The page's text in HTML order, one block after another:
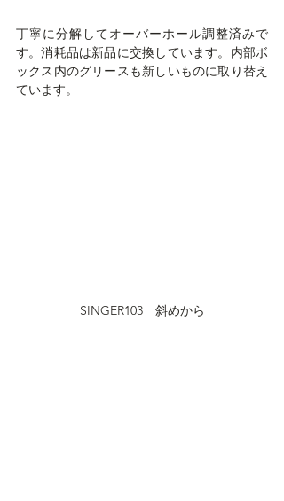
丁寧に分解してオーバーホール調整済みで
す。消耗品は新品に交換しています。内部ボ
ックス内のグリースも新しいものに取り替え
ています。
SINGER103　斜めから